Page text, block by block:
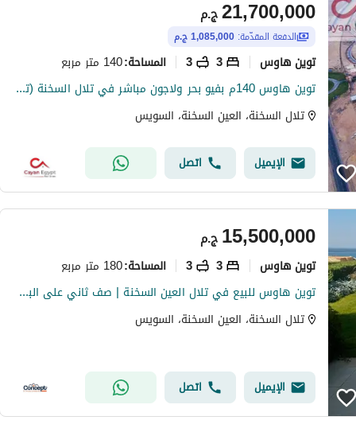
ج.م21,700,000
الدفعة المقدّمة: 1,085,000 ج.م
توين هاوس 3
3 المساحة:140 متر مربع
توين هاوس 140م بفيو بحر ولاجون مباشر في تلال السخنة (تقسيط 12 سنة)
تلال السخنة، العين السخنة، السويس
الإيميل اتصل
ج.م15,500,000
توين هاوس 3
3 المساحة:180 متر مربع
توين هاوس للبيع في تلال العين السخنة | صف ثاني على البحر | فيو بحر كامل | مفروش بالكامل | 180 متر
تلال السخنة، العين السخنة، السويس
الإيميل اتصل